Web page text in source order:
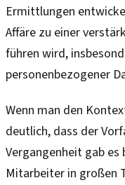
Ermittlungen
Affäre zu einer
führen wird,
personenbezogener
Wenn man den
deutlich, dass der
Vergangenheit gab es
Mitarbeiter in großen